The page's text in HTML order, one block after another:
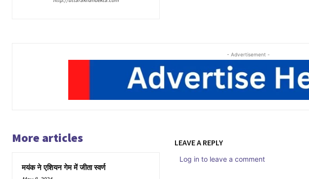
- Advertisement -
More articles
मयंक ने एशियन गेम में जीता स्वर्ण
LEAVE A REPLY
Log in to leave a comment